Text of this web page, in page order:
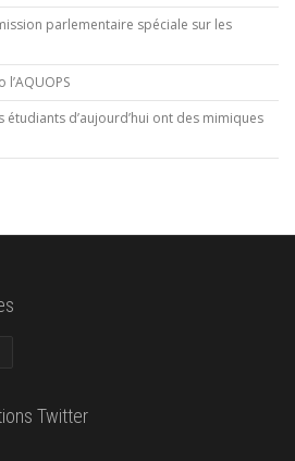
parlementaire spéciale sur les
l’AQUOPS
étudiants d’aujourd’hui ont des mimiques
Twitter